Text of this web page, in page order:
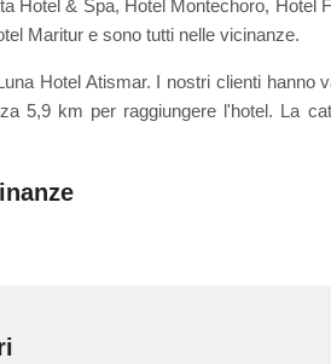
Hotel & Spa, Hotel Montechoro, Hotel
Maritur e sono tutti nelle vicinanze.
Hotel Atismar. I nostri clienti hanno
5,9 km per raggiungere l'hotel. La